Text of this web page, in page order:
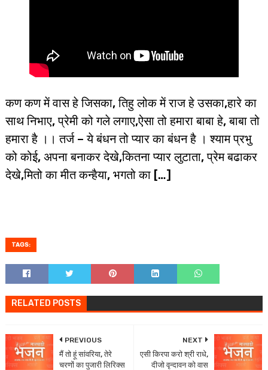
कण कण में वास हे जिसका, तिहु लोक में राज हे उसका,हारे का
साथ निभाए, प्रेमी को गले लगाए,ऐसा तो हमारा बाबा हे, बाबा तो
हमारा है ।। तर्ज – ये बंधन तो प्यार का बंधन है । श्याम प्रभु
को कोई, अपना बनाकर देखे,कितना प्यार लुटाता, प्रेम बढाकर
देखे,मितो का मीत कन्हैया, भगतो का […]
TAGS:
RELATED POSTS
NEXT
एसी किरपा करो श्री राधे,
दीजो वृन्दावन को वास
PREVIOUS
मैं तो हूं सांवरिया, तेरे
चरणों का पुजारी लिरिक्स